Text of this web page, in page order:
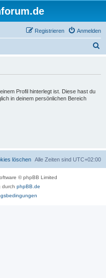
Anmelden
Registrieren
Profil hinterlegt ist. Diese hast du
in deinem persönlichen Bereich
Alle Zeiten sind UTC+02:00
löschen
© phpBB Limited
durch phpBB.de